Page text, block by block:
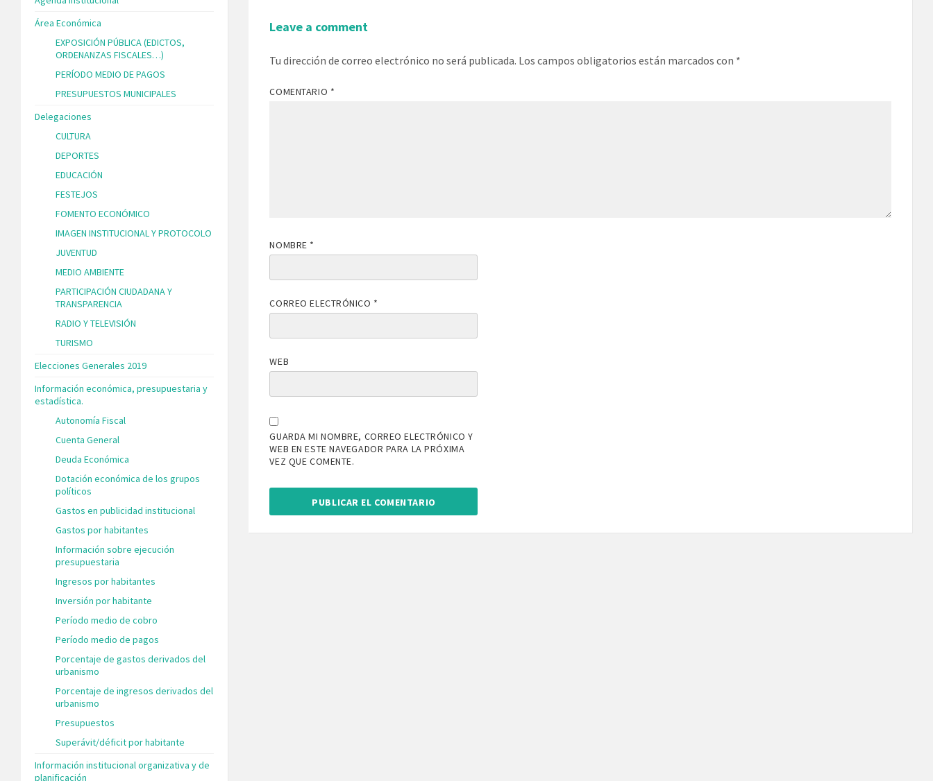
Leave a comment
Tu dirección de correo electrónico no será publicada. Los campos obligatorios están marcados con *
COMENTARIO *
NOMBRE *
CORREO ELECTRÓNICO *
WEB
GUARDA MI NOMBRE, CORREO ELECTRÓNICO Y
WEB EN ESTE NAVEGADOR PARA LA PRÓXIMA
VEZ QUE COMENTE.
Área Económica
EXPOSICIÓN PÚBLICA (EDICTOS,
ORDENANZAS FISCALES…)
PERÍODO MEDIO DE PAGOS
PRESUPUESTOS MUNICIPALES
Delegaciones
CULTURA
DEPORTES
EDUCACIÓN
FESTEJOS
FOMENTO ECONÓMICO
IMAGEN INSTITUCIONAL Y PROTOCOLO
JUVENTUD
MEDIO AMBIENTE
PARTICIPACIÓN CIUDADANA Y
TRANSPARENCIA
RADIO Y TELEVISIÓN
TURISMO
Elecciones Generales 2019
Información económica, presupuestaria y
estadística.
Autonomía Fiscal
Cuenta General
Deuda Económica
Dotación económica de los grupos
políticos
Gastos en publicidad institucional
Gastos por habitantes
Información sobre ejecución
presupuestaria
Ingresos por habitantes
Inversión por habitante
Período medio de cobro
Período medio de pagos
Porcentaje de gastos derivados del
urbanismo
Porcentaje de ingresos derivados del
urbanismo
Presupuestos
Superávit/déficit por habitante
Información institucional organizativa y de
planificación